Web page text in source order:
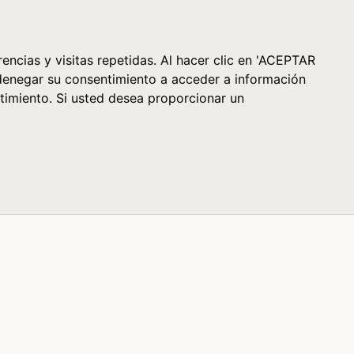
y visitas repetidas. Al hacer clic en 'ACEPTAR
su consentimiento a acceder a información
Si usted desea proporcionar un